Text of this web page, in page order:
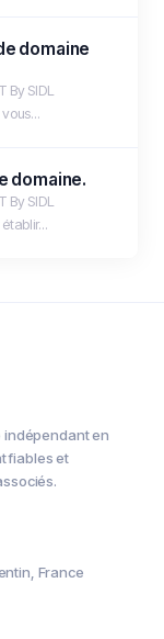
domaine
SIDL
domaine.
SIDL
indépendant en
fiables et
France